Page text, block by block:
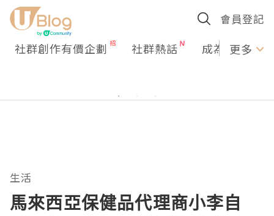
會員登記
社群創作有價企劃 社群熱話 成為U更多
生活
馬來西亞保健品代理商小李自